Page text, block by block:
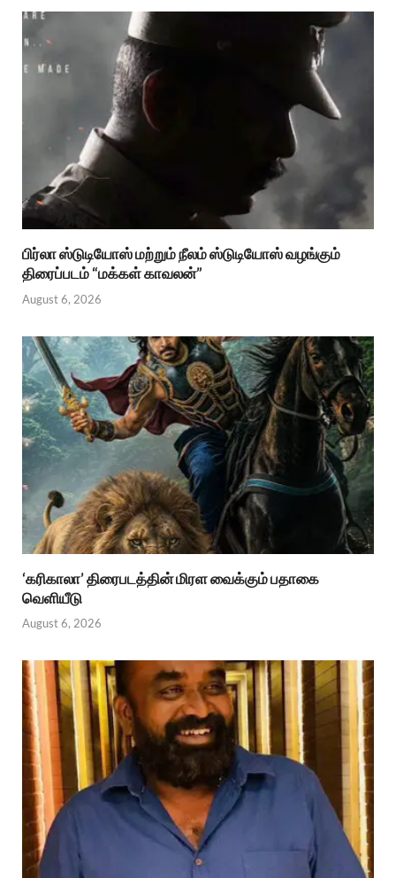
பிர்லா ஸ்டுடியோஸ் மற்றும் நீலம் ஸ்டுடியோஸ் வழங்கும்
திரைப்படம் “மக்கள் காவலன்”
August 6, 2026
‘கரிகாலா’ திரைபடத்தின் மிரள வைக்கும் பதாகை
வெளியீடு
August 6, 2026